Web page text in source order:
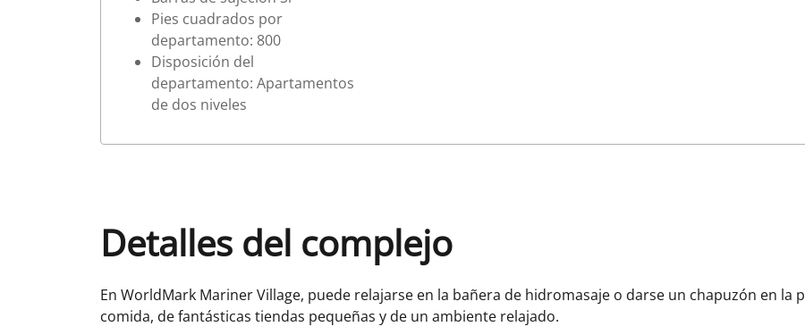
Pies cuadrados por
departamento: 800
Disposición del
departamento: Apartamentos
de dos niveles
Detalles del complejo
En WorldMark Mariner Village, puede relajarse en la bañera de hidromasaje o darse un chapuzón en la
comida, de fantásticas tiendas pequeñas y de un ambiente relajado.